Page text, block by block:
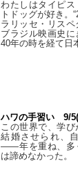
わたしはタイピ
トドッグが好き。
ラリッセ・リスペ
ブラジル映画史に
40年の時を経て⽇
ハワの手習い 9/
この世界で、学
結婚させられ、
——年を重ね、多
は諦めなかった。